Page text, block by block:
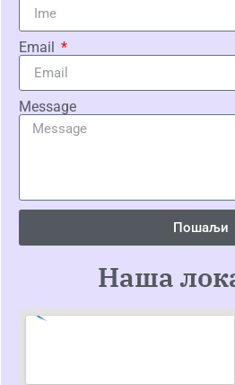
Email
Message
Пошаљи
Наша